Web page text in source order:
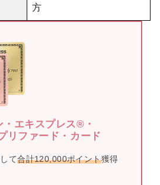
方
・エキスプレス®・
リファード・カード
て合計120,000ポイント獲得